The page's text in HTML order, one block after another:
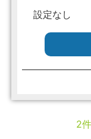
設定なし
2